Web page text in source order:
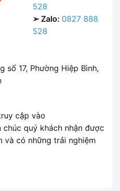
528
➢ Zalo: 0827 888
528
số 17, Phường Hiệp Bình,
cập vào
chúc quý khách nhận được
và có những trải nghiệm